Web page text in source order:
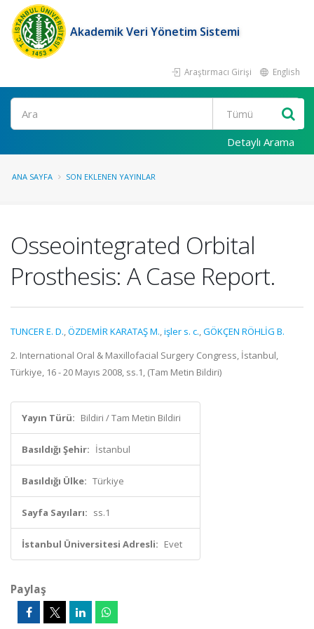
Akademik Veri Yönetim Sistemi
Araştırmacı Girişi English
Ara
Detaylı Arama
ANA SAYFA SON EKLENEN YAYINLAR
Osseointegrated Orbital
Prosthesis: A Case Report.
TUNCER E. D.,ÖZDEMİR KARATAŞ M.,işler s. c.,GÖKÇEN RÖHLİG B.
2. International Oral & Maxillofacial Surgery Congress, İstanbul,
Türkiye, 16 - 20 Mayıs 2008, ss.1, (Tam Metin Bildiri)
Yayın Türü: Bildiri / Tam Metin Bildiri
Basıldığı Şehir: İstanbul
Basıldığı Ülke: Türkiye
Sayfa Sayıları: ss.1
İstanbul Üniversitesi Adresli: Evet
Paylaş